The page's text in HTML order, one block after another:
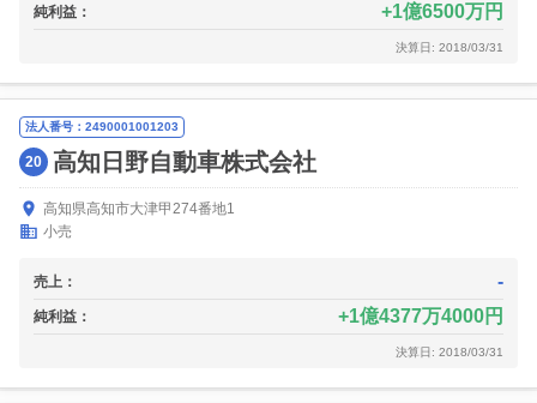
純利益： 1億6500万円
決算日: 2018/03/31
法人番号：2490001001203
20 高知日野自動車株式会社
高知県高知市大津甲274番地1
小売
売上： -
純利益： 1億4377万4000円
決算日: 2018/03/31